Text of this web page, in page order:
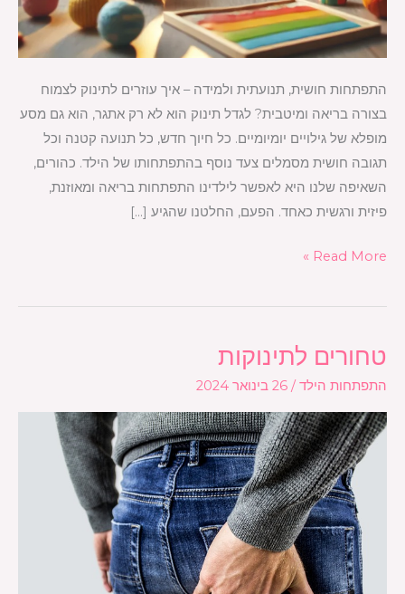
התפתחות חושית, תנועתית ולמידה – איך עוזרים לתינוק לצמוח
בצורה בריאה ומיטבית? לגדל תינוק הוא לא רק אתגר, הוא גם מסע
מופלא של גילויים יומיומיים. כל חיוך חדש, כל תנועה קטנה וכל
תגובה חושית מסמלים צעד נוסף בהתפתחותו של הילד. כהורים,
השאיפה שלנו היא לאפשר לילדינו התפתחות בריאה ומאוזנת,
פיזית ורגשית כאחד. הפעם, החלטנו שהגיע […]
Read More »
טחורים לתינוקות
התפתחות הילד/ 26 בינואר 2024
טחורים